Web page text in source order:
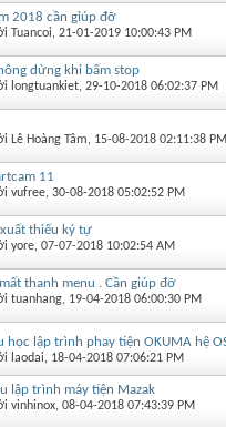
2018 cần giúp đỡ
Tuancoi‎, 21-01-2019 10:00:43 PM
dừng khi bấm stop
longtuankiet‎, 29-10-2018 06:02:37 PM
Lê Hoàng Tâm‎, 15-08-2018 02:11:38 PM
11
vufree‎, 30-08-2018 05:02:52 PM
xuất thiếu ký tự
yore‎, 07-07-2018 10:02:54 AM
thanh menu . Cần giúp đỡ
tuanhang‎, 19-04-2018 06:00:30 PM
học lập trình phay tiện OKUMA hệ
laodai‎, 18-04-2018 07:06:21 PM
lập trình máy tiện Mazak
vinhinox‎, 08-04-2018 07:43:39 PM